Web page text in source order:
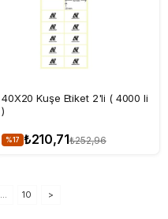
40X20 Kuşe Etiket 2'li ( 4000 li
)
%17 ₺210,71₺252,96
... 10 >